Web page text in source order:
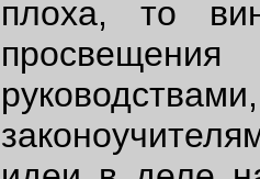
плоха, то